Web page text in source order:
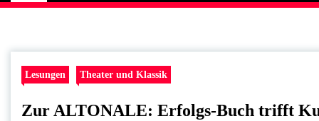
Lesungen Theater und Klassik
Zur ALTONALE: Erfolgs-Buch trifft